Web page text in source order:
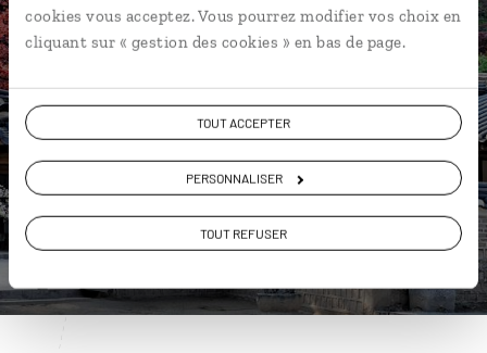
cookies vous acceptez. Vous pourrez modifier vos choix en
cliquant sur « gestion des cookies » en bas de page.
TOUT ACCEPTER
PERSONNALISER
TOUT REFUSER
Nos 5 idées de voyage
Corée du sud
DÉCOUVRIR